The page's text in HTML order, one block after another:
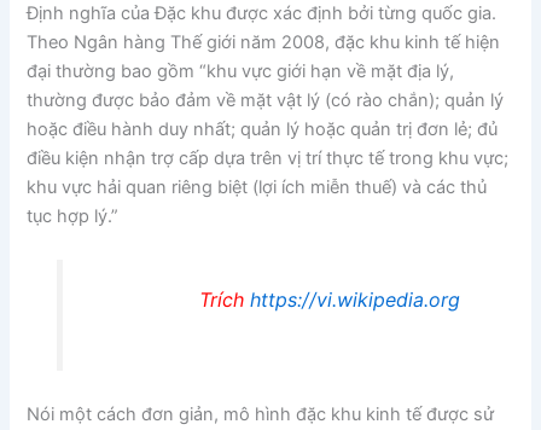
Định nghĩa của Đặc khu được xác định bởi từng quốc gia.
Theo Ngân hàng Thế giới năm 2008, đặc khu kinh tế hiện
đại thường bao gồm “khu vực giới hạn về mặt địa lý,
thường được bảo đảm về mặt vật lý (có rào chắn); quản lý
hoặc điều hành duy nhất; quản lý hoặc quản trị đơn lẻ; đủ
điều kiện nhận trợ cấp dựa trên vị trí thực tế trong khu vực;
khu vực hải quan riêng biệt (lợi ích miễn thuế) và các thủ
tục hợp lý.”
Tríchhttps://vi.wikipedia.org
Nói một cách đơn giản, mô hình đặc khu kinh tế được sử